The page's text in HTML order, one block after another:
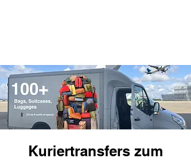
Kuriertransfers zum